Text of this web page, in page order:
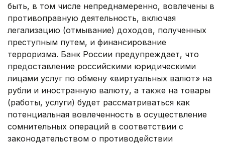
быть, в том числе непреднамеренно, вовлечены в
противоправную деятельность, включая
легализацию (отмывание) доходов, полученных
преступным путем, и финансирование
терроризма. Банк России предупреждает, что
предоставление российскими юридическими
лицами услуг по обмену «виртуальных валют» на
рубли и иностранную валюту, а также на товары
(работы, услуги) будет рассматриваться как
потенциальная вовлеченность в осуществление
сомнительных операций в соответствии с
законодательством о противодействии